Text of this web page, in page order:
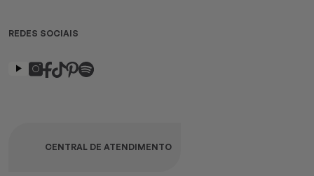
REDES SOCIAIS
CENTRAL DE ATENDIMENTO